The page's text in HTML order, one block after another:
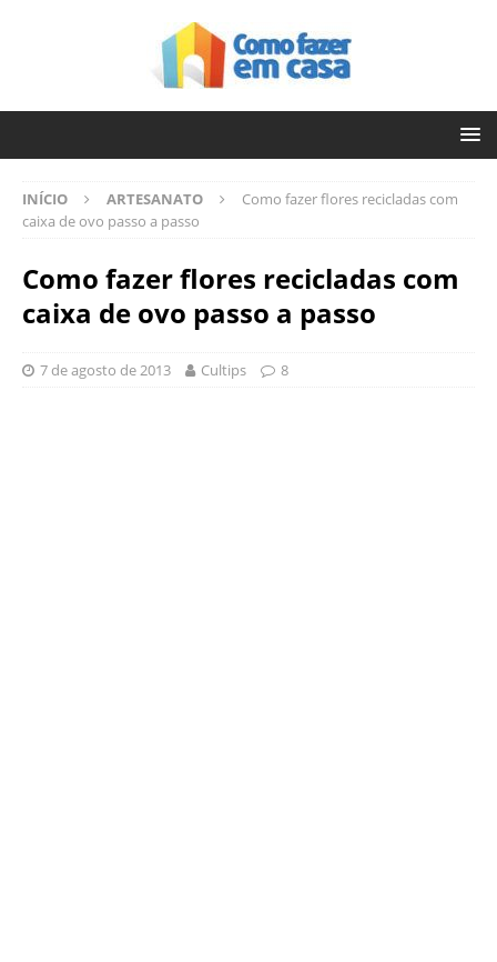
INÍCIO ARTESANATO
Como fazer flores recicladas com
caixa de ovo passo a passo
Como fazer flores recicladas com
caixa de ovo passo a passo
7 de agosto de 2013 Cultips 8